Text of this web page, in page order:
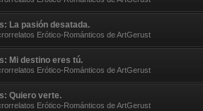
La pasión desatada.
Erótico-Románticos de ArtGerust
Mi destino eres tú.
Erótico-Románticos de ArtGerust
Quiero verte.
Erótico-Románticos de ArtGerust